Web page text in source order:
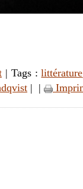
| Tags :littérature
| |